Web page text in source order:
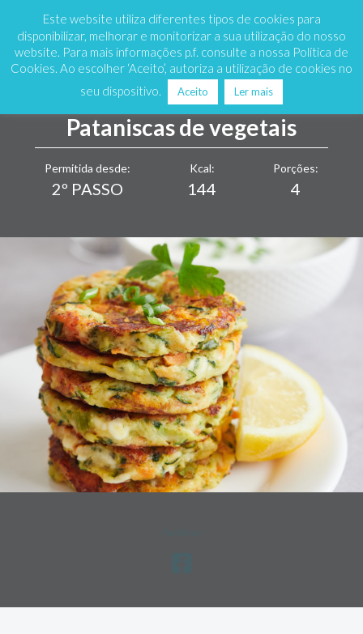
808 200 333 Marque já
Pataniscas de vegetais
Permitida desde:
2º PASSO
Kcal:
144
Porções:
4
Este website utiliza diferentes tipos de cookies para
disponibilizar, melhorar e monitorizar a sua utilização do nosso
website. Para mais informações p.f. consulte a nossa Política de
Cookies. Ao escolher ‘Aceito’, autoriza a utilização de cookies no
seu dispositivo.
Aceito Ler mais